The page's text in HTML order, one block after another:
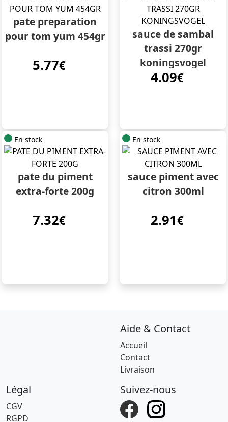
pate preparation
pour tom yum 454gr
5.77€
sauce de sambal
trassi 270gr
koningsvogel
4.09€
En stock
pate du piment
extra-forte 200g
7.32€
En stock
sauce piment avec
citron 300ml
2.91€
Aide & Contact
Accueil
Contact
Livraison
Légal
CGV
RGPD
Suivez-nous